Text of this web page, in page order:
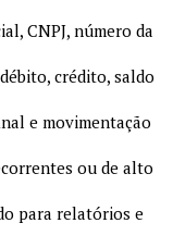
CNPJ, número da
crédito, saldo
e movimentação
ou de alto
para relatórios e